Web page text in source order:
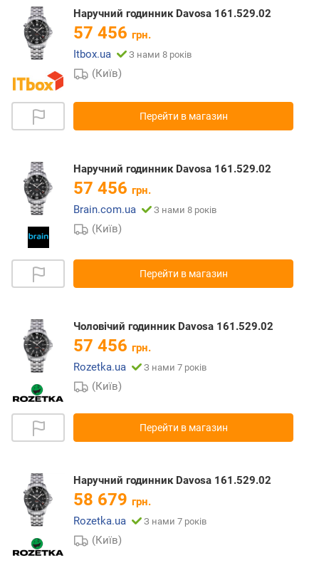
Наручний годинник Davosa 161.529.02
57 456 грн.
Itbox.ua
З нами 8 років
(Київ)
Перейти в магазин
Наручний годинник Davosa 161.529.02
57 456 грн.
Brain.com.ua
З нами 8 років
(Київ)
Перейти в магазин
Чоловічий годинник Davosa 161.529.02
57 456 грн.
Rozetka.ua
З нами 7 років
(Київ)
Перейти в магазин
Наручний годинник Davosa 161.529.02
58 679 грн.
Rozetka.ua
З нами 7 років
(Київ)